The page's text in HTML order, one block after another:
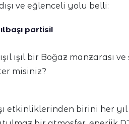
ve eğlenceli yolu belli:
partisi!
ışıl bir Boğaz manzarası
misiniz?
etkinliklerinden birini her yıl